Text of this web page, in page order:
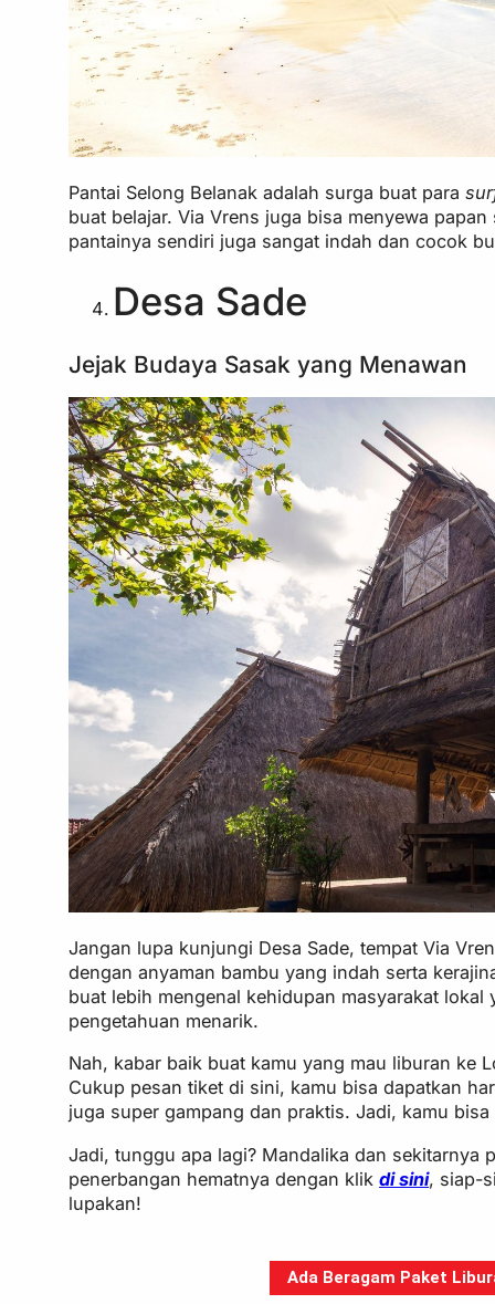
Pantai Selong Belanak adalah surga buat para
buat belajar. Via Vrens juga bisa menyewa
pantainya sendiri juga sangat indah dan cocok
Desa Sade
Jejak Budaya Sasak yang Menawan
Jangan lupa kunjungi Desa Sade, tempat Via
dengan anyaman bambu yang indah serta
buat lebih mengenal kehidupan masyarakat
pengetahuan menarik.
Nah, kabar baik buat kamu yang mau liburan ke
Cukup pesan tiket di sini, kamu bisa dapatkan
juga super gampang dan praktis. Jadi, kamu
Jadi, tunggu apa lagi? Mandalika dan sekitarnya
penerbangan hematnya dengan klikdi sini, siap-
lupakan!
Ada Beragam Paket